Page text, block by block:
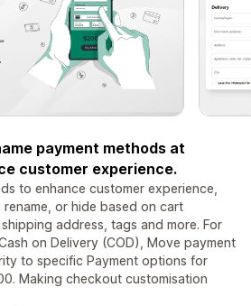
payment methods at
customer experience.
to enhance customer experience,
or hide based on cart
address, tags and more. For
on Delivery (COD), Move payment
to specific Payment options for
Making checkout customisation